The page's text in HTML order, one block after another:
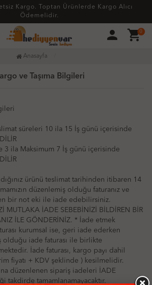
Kargo. Toptan Ürünlerde Kargo Alıcı
Ödemelidir.
person shopping_cart
0
Anasayfa
ve Taşıma Bilgileri
süreleri 10 ila 15 İş günü içerisinde
3 ila Maksimum 7 İş günü içerisinde
ürünü teslimat tarihinden itibaren 14
düzenlemiş olduğu faturanız ve
bir not eki ile iade edebilirsiniz.
MUTLAKA İADE SEBEBİNİZİ BİLDİREN BİR
İLE GÖNDERİNİZ. * İade etmek
kurumsal ise, geri iade ederken
olduğu iade faturası ile birlikte
İade faturası, kargo payı dahil
fiyatı + KDV şeklinde ) kesilmelidir.
düzenlenen sipariş iadeleri İADE
takdirde tamamlanamayacaktır.